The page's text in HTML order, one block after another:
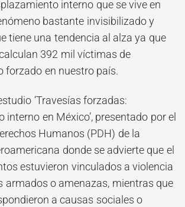
interno que se vive en
bastante invisibilizado y
tiene una tendencia al alza ya que
392 mil víctimas de
forzado en nuestro país.
‘Travesías forzadas:
interno en México’, presentado por el
Humanos (PDH) de la
donde se advierte que el
estuvieron vinculados a violencia
armados o amenazas, mientras que
a causas sociales o